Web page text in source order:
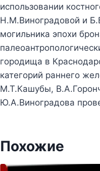
использовании
Н.М.Виноградовой и
могильника эпохи
городища в
категорий раннего
М.Т.Кашубы,
Ю.А.Виноградова
Похожие